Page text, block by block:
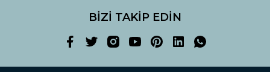
BİZİ TAKİP EDİN